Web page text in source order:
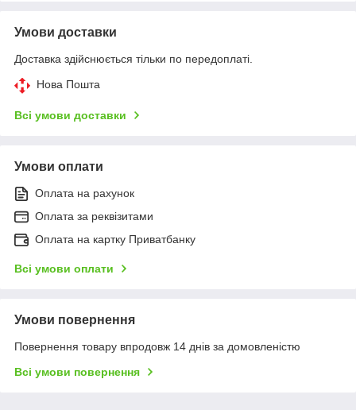
Умови доставки
Доставка здійснюється тільки по передоплаті.
Нова Пошта
Всі умови доставки
Умови оплати
Оплата на рахунок
Оплата за реквізитами
Оплата на картку Приватбанку
Всі умови оплати
Умови повернення
Повернення товару впродовж 14 днів за домовленістю
Всі умови повернення